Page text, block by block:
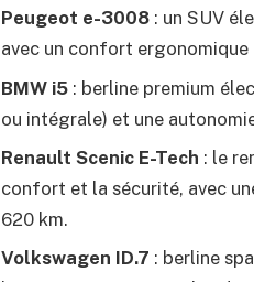
Peugeot e-3008 : un SUV
avec un confort
BMW i5 : berline premium
ou intégrale) et une
Renault Scenic E-Tech : le
confort et la sécurité, avec
620 km.
Volkswagen ID.7 : berline